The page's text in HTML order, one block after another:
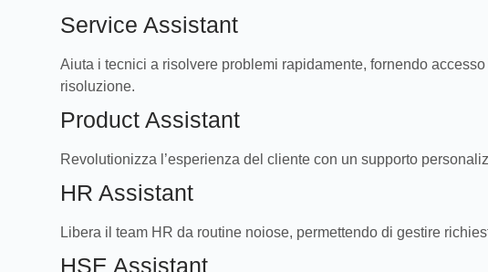
Service Assistant
Aiuta i tecnici a risolvere problemi rapidamente, fornendo
risoluzione.
Product Assistant
Revolutionizza l’esperienza del cliente con un supporto
HR Assistant
Libera il team HR da routine noiose, permettendo di gestire
HSE Assistant